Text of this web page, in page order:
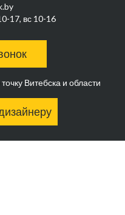
17, вс 10-16
Витебска и области